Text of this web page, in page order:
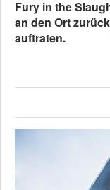
Fury in the
an den Ort
auftraten.